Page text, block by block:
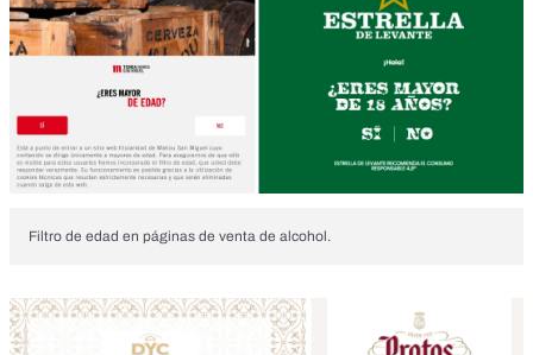
Filtro de edad en páginas de venta de alcohol.